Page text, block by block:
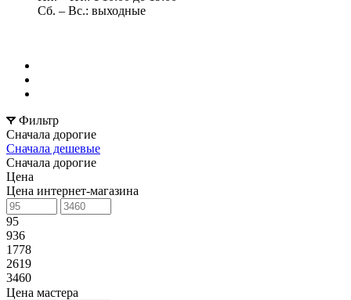
Сб. – Вс.: выходные
Фильтр
Сначала дорогие
Сначала дешевые
Сначала дорогие
Цена
Цена интернет-магазина
95
936
1778
2619
3460
Цена мастера